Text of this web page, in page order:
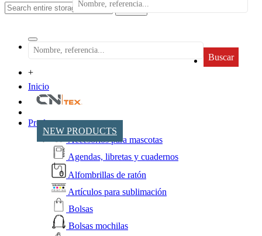
search
Buscar
+
Inicio
NEW PRODUCTS
Productos
Accesorios para mascotas
Agendas, libretas y cuadernos
Alfombrillas de ratón
Artículos para sublimación
Bolsas
Bolsas mochilas